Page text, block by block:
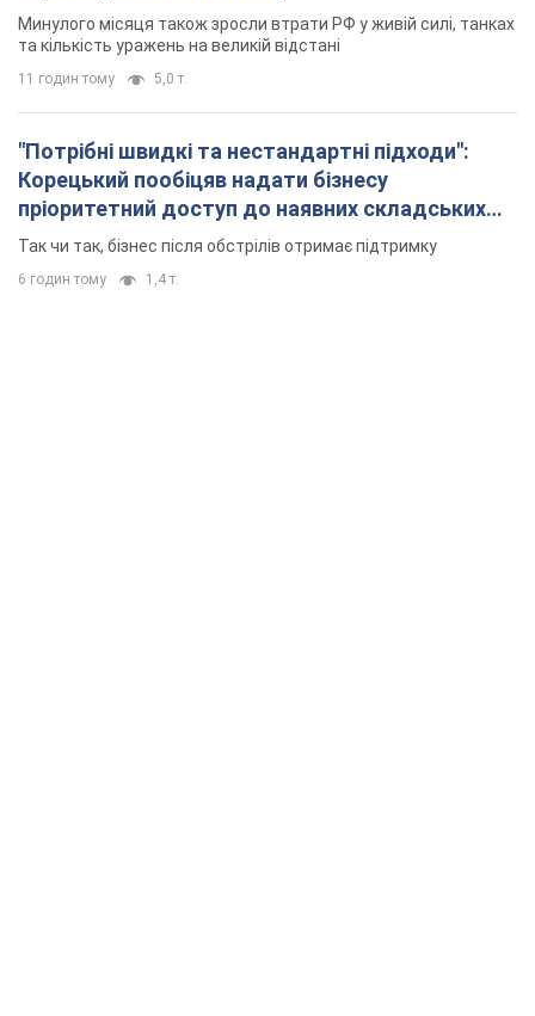
Минулого місяця також зросли втрати РФ у живій силі, танках
та кількість уражень на великій відстані
11 годин тому 5,0 т.
"Потрібні швидкі та нестандартні підходи":
Корецький пообіцяв надати бізнесу
пріоритетний доступ до наявних складських
приміщень
Так чи так, бізнес після обстрілів отримає підтримку
6 годин тому 1,4 т.